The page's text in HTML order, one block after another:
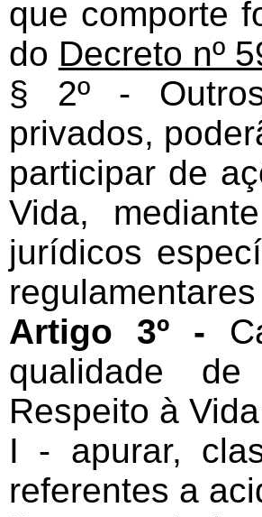
que comporte
do Decreto nº
§ 2º -
privados,
participar de
Vida,
jurídicos
Artigo 3º -
qualidade
Respeito à
I - apurar,
referentes a